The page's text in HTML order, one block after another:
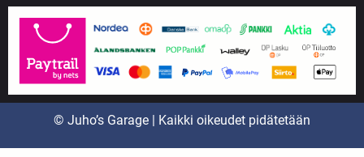
© Juho’s Garage | Kaikki oikeudet pidätetään